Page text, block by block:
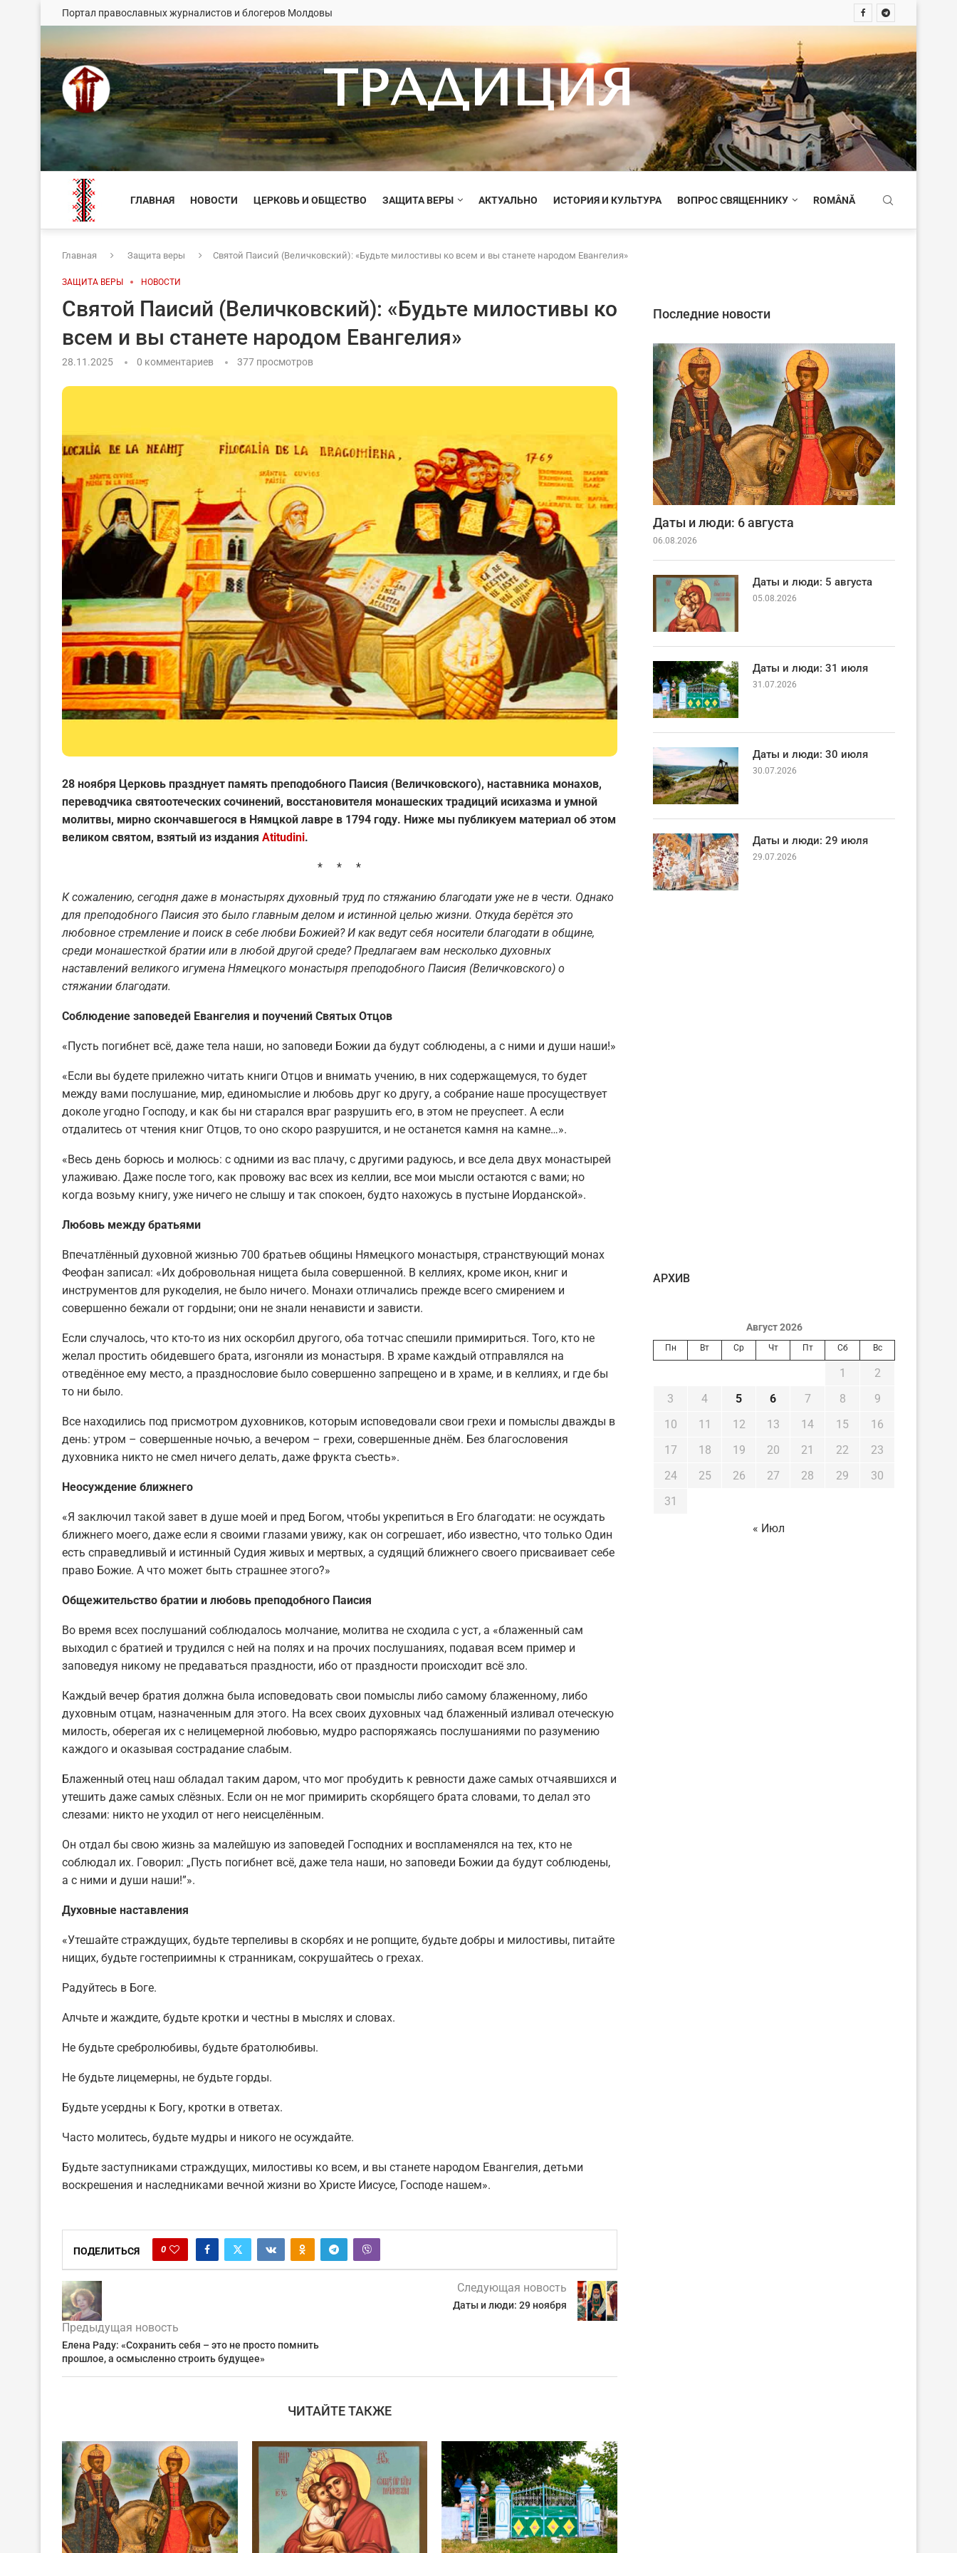
Портал православных журналистов и блогеров Молдовы
ТРАДИЦИЯ
ГЛАВНАЯ НОВОСТИ ЦЕРКОВЬ И ОБЩЕСТВО ЗАЩИТА ВЕРЫ АКТУАЛЬНО ИСТОРИЯ И КУЛЬТУРА ВОПРОС СВЯЩЕННИКУ ROMÂNĂ
Главная Защита веры Святой Паисий (Величковский): «Будьте милостивы ко всем и вы станете народом Евангелия»
ЗАЩИТА ВЕРЫ НОВОСТИ
Святой Паисий (Величковский): «Будьте милостивы ко
всем и вы станете народом Евангелия»
28.11.2025 0 комментариев 377 просмотров
28 ноября Церковь празднует память преподобного Паисия (Величковского), наставника монахов,
переводчика святоотеческих сочинений, восстановителя монашеских традиций исихазма и умной
молитвы, мирно скончавшегося в Нямцкой лавре в 1794 году. Ниже мы публикуем материал об этом
великом святом, взятый из издания Atitudini.
* * *
К сожалению, сегодня даже в монастырях духовный труд по стяжанию благодати уже не в чести. Однако
для преподобного Паисия это было главным делом и истинной целью жизни. Откуда берётся это
любовное стремление и поиск в себе любви Божией? И как ведут себя носители благодати в общине,
среди монашесткой братии или в любой другой среде? Предлагаем вам несколько духовных
наставлений великого игумена Нямецкого монастыря преподобного Паисия (Величковского) о
стяжании благодати.
Соблюдение заповедей Евангелия и поучений Святых Отцов
«Пусть погибнет всё, даже тела наши, но заповеди Божии да будут соблюдены, а с ними и души наши!»
«Если вы будете прилежно читать книги Отцов и внимать учению, в них содержащемуся, то будет
между вами послушание, мир, единомыслие и любовь друг ко другу, а собрание наше просуществует
доколе угодно Господу, и как бы ни старался враг разрушить его, в этом не преуспеет. А если
отдалитесь от чтения книг Отцов, то оно скоро разрушится, и не останется камня на камне…».
«Весь день борюсь и молюсь: с одними из вас плачу, с другими радуюсь, и все дела двух монастырей
улаживаю. Даже после того, как провожу вас всех из келлии, все мои мысли остаются с вами; но
когда возьму книгу, уже ничего не слышу и так спокоен, будто нахожусь в пустыне Иорданской».
Любовь между братьями
Впечатлённый духовной жизнью 700 братьев общины Нямецкого монастыря, странствующий монах
Феофан записал: «Их добровольная нищета была совершенной. В келлиях, кроме икон, книг и
инструментов для рукоделия, не было ничего. Монахи отличались прежде всего смирением и
совершенно бежали от гордыни; они не знали ненависти и зависти.
Если случалось, что кто-то из них оскорбил другого, оба тотчас спешили примириться. Того, кто не
желал простить обидевшего брата, изгоняли из монастыря. В храме каждый отправлялся на
отведённое ему место, а празднословие было совершенно запрещено и в храме, и в келлиях, и где бы
то ни было.
Все находились под присмотром духовников, которым исповедовали свои грехи и помыслы дважды в
день: утром – совершенные ночью, а вечером – грехи, совершенные днём. Без благословения
духовника никто не смел ничего делать, даже фрукта съесть».
Неосуждение ближнего
«Я заключил такой завет в душе моей и пред Богом, чтобы укрепиться в Его благодати: не осуждать
ближнего моего, даже если я своими глазами увижу, как он согрешает, ибо известно, что только Один
есть справедливый и истинный Судия живых и мертвых, а судящий ближнего своего присваивает себе
право Божие. А что может быть страшнее этого?»
Общежительство братии и любовь преподобного Паисия
Во время всех послушаний соблюдалось молчание, молитва не сходила с уст, а «блаженный сам
выходил с братией и трудился с ней на полях и на прочих послушаниях, подавая всем пример и
заповедуя никому не предаваться праздности, ибо от праздности происходит всё зло.
Каждый вечер братия должна была исповедовать свои помыслы либо самому блаженному, либо
духовным отцам, назначенным для этого. На всех своих духовных чад блаженный изливал отеческую
милость, оберегая их с нелицемерной любовью, мудро распоряжаясь послушаниями по разумению
каждого и оказывая сострадание слабым.
Блаженный отец наш обладал таким даром, что мог пробудить к ревности даже самых отчаявшихся и
утешить даже самых слёзных. Если он не мог примирить скорбящего брата словами, то делал это
слезами: никто не уходил от него неисцелённым.
Он отдал бы свою жизнь за малейшую из заповедей Господних и воспламенялся на тех, кто не
соблюдал их. Говорил: „Пусть погибнет всё, даже тела наши, но заповеди Божии да будут соблюдены,
а с ними и души наши!”».
Духовные наставления
«Утешайте страждущих, будьте терпеливы в скорбях и не ропщите, будьте добры и милостивы, питайте
нищих, будьте гостеприимны к странникам, сокрушайтесь о грехах.
Радуйтесь в Боге.
Алчьте и жаждите, будьте кротки и честны в мыслях и словах.
Не будьте сребролюбивы, будьте братолюбивы.
Не будьте лицемерны, не будьте горды.
Будьте усердны к Богу, кротки в ответах.
Часто молитесь, будьте мудры и никого не осуждайте.
Будьте заступниками страждущих, милостивы ко всем, и вы станете народом Евангелия, детьми
воскрешения и наследниками вечной жизни во Христе Иисусе, Господе нашем».
ПОДЕЛИТЬСЯ 0
Предыдущая новость
Елена Раду: «Сохранить себя – это не просто помнить
прошлое, а осмысленно строить будущее»
Следующая новость
Даты и люди: 29 ноября
ЧИТАЙТЕ ТАКЖЕ
Последние новости
Даты и люди: 6 августа
06.08.2026
Даты и люди: 5 августа
05.08.2026
Даты и люди: 31 июля
31.07.2026
Даты и люди: 30 июля
30.07.2026
Даты и люди: 29 июля
29.07.2026
AРХИВ
Август 2026
Пн Вт Ср Чт Пт Сб Вс
1
2
3
4 5 6 7 8
9
10
11 12 13 14 15
16
17
18 19 20 21 22
23
24
25 26 27 28 29
30
31
« Июл